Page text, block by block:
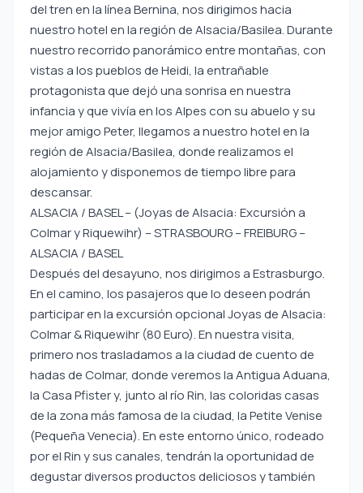
del tren en la línea Bernina, nos dirigimos hacia
nuestro hotel en la región de Alsacia/Basilea. Durante
nuestro recorrido panorámico entre montañas, con
vistas a los pueblos de Heidi, la entrañable
protagonista que dejó una sonrisa en nuestra
infancia y que vivía en los Alpes con su abuelo y su
mejor amigo Peter, llegamos a nuestro hotel en la
región de Alsacia/Basilea, donde realizamos el
alojamiento y disponemos de tiempo libre para
descansar.
ALSACIA / BASEL – (Joyas de Alsacia: Excursión a
Colmar y Riquewihr) – STRASBOURG – FREIBURG –
ALSACIA / BASEL
Después del desayuno, nos dirigimos a Estrasburgo.
En el camino, los pasajeros que lo deseen podrán
participar en la excursión opcional Joyas de Alsacia:
Colmar & Riquewihr (80 Euro). En nuestra visita,
primero nos trasladamos a la ciudad de cuento de
hadas de Colmar, donde veremos la Antigua Aduana,
la Casa Pfister y, junto al río Rin, las coloridas casas
de la zona más famosa de la ciudad, la Petite Venise
(Pequeña Venecia). En este entorno único, rodeado
por el Rin y sus canales, tendrán la oportunidad de
degustar diversos productos deliciosos y también